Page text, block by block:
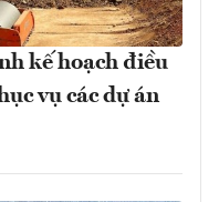
kế hoạch điều
vụ các dự án